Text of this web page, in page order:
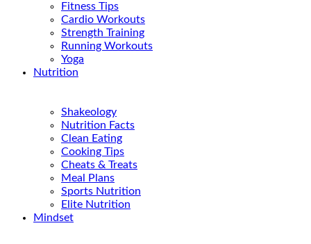
Fitness Tips
Cardio Workouts
Strength Training
Running Workouts
Yoga
Nutrition
Shakeology
Nutrition Facts
Clean Eating
Cooking Tips
Cheats & Treats
Meal Plans
Sports Nutrition
Elite Nutrition
Mindset